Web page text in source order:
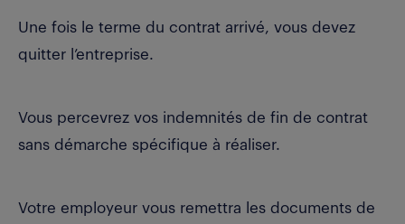
Une fois le terme du contrat arrivé, vous devez
quitter l’entreprise.
Vous percevrez vos indemnités de fin de contrat
sans démarche spécifique à réaliser.
Votre employeur vous remettra les documents de